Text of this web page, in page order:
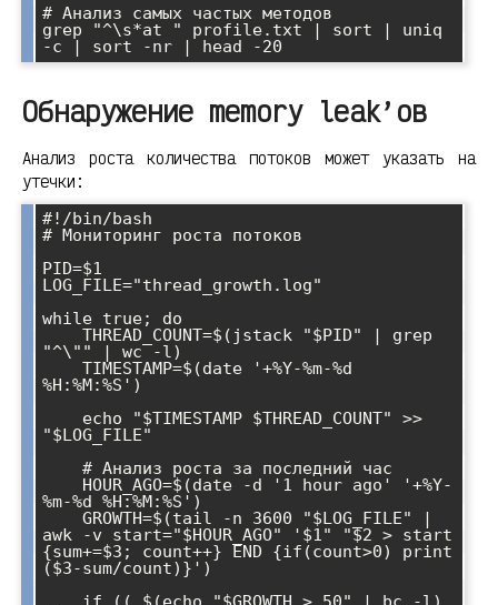
# Анализ самых частых методов
grep "^\s*at " profile.txt | sort | uniq
Обнаружение memory leak’ов
Анализ роста количества потоков может указать на
утечки:
#!/bin/bash
# Мониторинг роста потоков
PID=$1
LOG_FILE="thread_growth.log"
while true; do
"^\"" | wc -l)
%H:%M:%S')
"$LOG_FILE"
%m-%d %H:%M:%S')
awk -v start="$HOUR_AGO" '$1" "$2 > start
{sum+=$3; count++} END {if(count>0) print
($3-sum/count)}')